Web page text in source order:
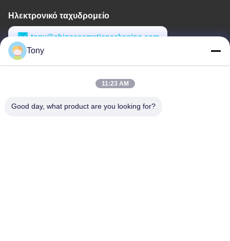
Ηλεκτρονικό ταχυδρομείο
tony@chinacosmeticpackaging.com
Εργασιακό χρόνο
Tony
11:23 AM
Good day, what product are you looking for?